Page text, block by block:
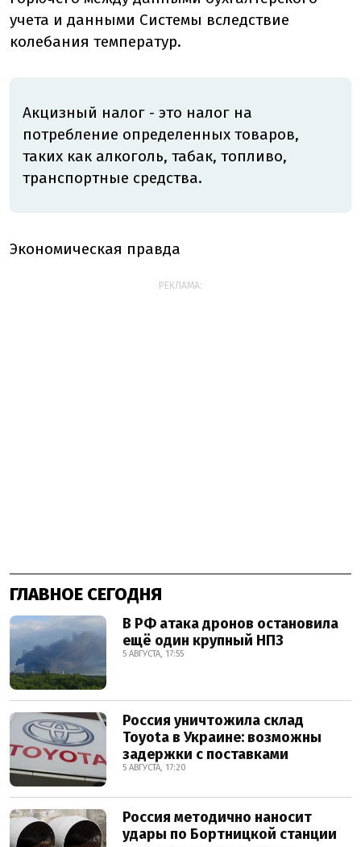
учета и данными Системы вследствие
колебания температур.
Акцизный налог - это налог на
потребление определенных товаров,
таких как алкоголь, табак, топливо,
транспортные средства.
Экономическая правда
РЕКЛАМА:
ГЛАВНОЕ СЕГОДНЯ
В РФ атака дронов остановила
ещё один крупный НПЗ
5 АВГУСТА, 17:55
Россия уничтожила склад
Toyota в Украине: возможны
задержки с поставками
5 АВГУСТА, 17:20
Россия методично наносит
удары по Бортницкой станции